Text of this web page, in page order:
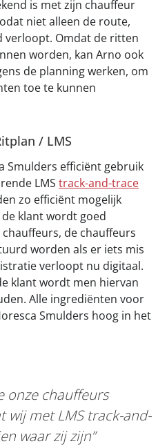
is met zijn chauffeur
niet alleen de route,
verloopt. Omdat de ritten
worden, kan Arno ook
de planning werken, om
toe te kunnen
/ LMS
Smulders efficiënt gebruik
LMS track-and-trace
zo efficiënt mogelijk
klant wordt goed
de chauffeurs
worden als er iets mis
verloopt nu digitaal.
klant wordt men hiervan
Alle ingrediënten voor
Smulders hoog in het
onze chauffeurs
wij met LMS track-and-
waar zij zijn